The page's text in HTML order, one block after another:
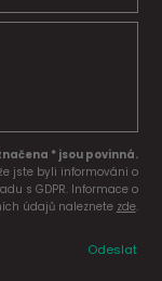
* jsou povinná.
jste byli informováni o
s GDPR. Informace o
údajů naleznete zde.
Odeslat